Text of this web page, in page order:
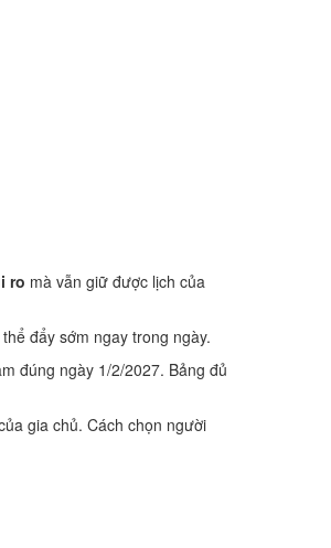
ro mà vẫn giữ được lịch của
đẩy sớm ngay trong ngày.
đúng ngày 1/2/2027. Bảng đủ
gia chủ. Cách chọn người